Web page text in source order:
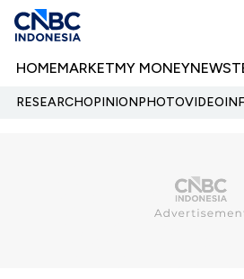
HOMEMARKETMY MONEYNEWS
RESEARCHOPINIONPHOTOVIDEO